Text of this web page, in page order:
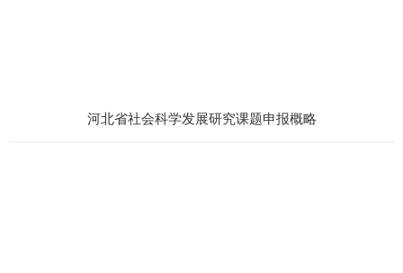
河北省社会科学发展研究课题申报概略